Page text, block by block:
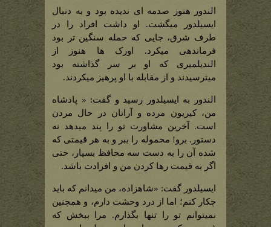
الندور هنوز صدمه ای ندیده بود و به دنبال
ایسیلدور میگشت. او داشت افراد را در
طرف شرق، جایی که حمله سنگین تر بود
فرماندهی میکرد. اورک ها هنوز از
الندیلمیری که او بر سر گذاشته بود
میترسیدند و از مقابله با او پرهیز میکردند.
الندور به ایسیلدور رسید و گفت: « پادشاه
من، کیریون مرده و آراتان در حال مردن
است. آخرین مشاورت تو را پند میدهد نه
دستور. برو! محموله را ببر و به هر قیمتی که
شده آن را به دست سه محافظ بسپار، حتی
اگر به قیمت رها کردن من و افرادت باشد.
ایسیلدور گفت: «شاهزاده، من میدانم که باید
چکار کنم؛ اما از درد وحشت دارم، و همچنین
نمیتوانم تو را تنها بگذارم. مرا ببخش که